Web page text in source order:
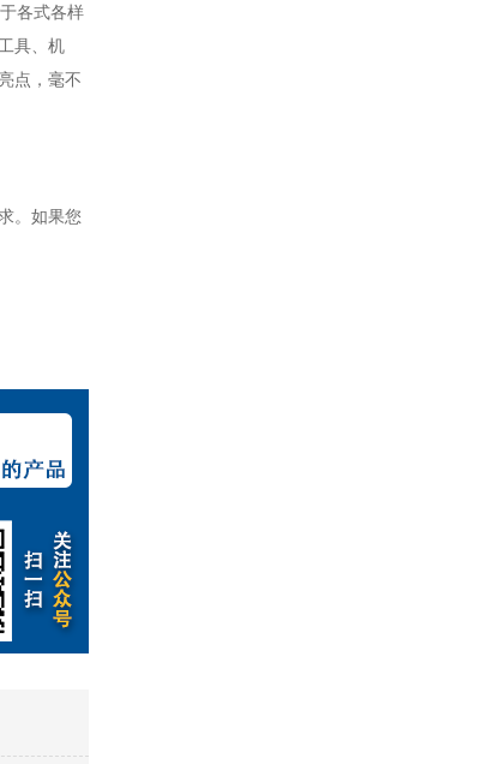
各式各样
具、机
点，毫不
。如果您